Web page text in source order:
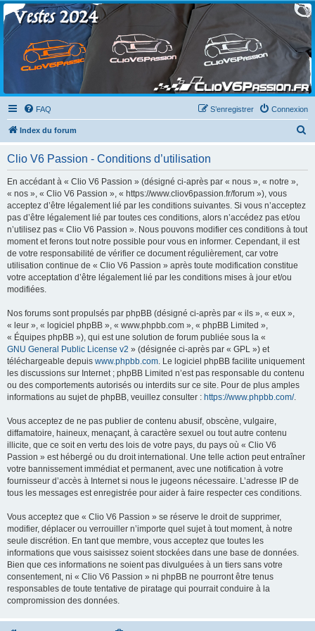
Clio V6 Passion
Le site français des passionnés de Clio V6
FAQ Connexion
S’enregistrer
Index du forum
c
Clio V6 Passion - Conditions d’utilisation
En accédant à « Clio V6 Passion » (désigné ci-après par « nous », « notre »,
« nos », « Clio V6 Passion », « https://www.cliov6passion.fr/forum »), vous
acceptez d’être légalement lié par les conditions suivantes. Si vous n’acceptez
pas d’être légalement lié par toutes ces conditions, alors n’accédez pas et/ou
n’utilisez pas « Clio V6 Passion ». Nous pouvons modifier ces conditions à tout
moment et ferons tout notre possible pour vous en informer. Cependant, il est
de votre responsabilité de vérifier ce document régulièrement, car votre
utilisation continue de « Clio V6 Passion » après toute modification constitue
votre acceptation d’être légalement lié par les conditions mises à jour et/ou
modifiées.
Nos forums sont propulsés par phpBB (désigné ci-après par « ils », « eux »,
« leur », « logiciel phpBB », « www.phpbb.com », « phpBB Limited »,
« Équipes phpBB »), qui est une solution de forum publiée sous la «
GNU General Public License v2 » (désignée ci-après par « GPL ») et
téléchargeable depuis www.phpbb.com. Le logiciel phpBB facilite uniquement
les discussions sur Internet ; phpBB Limited n’est pas responsable du contenu
ou des comportements autorisés ou interdits sur ce site. Pour de plus amples
informations au sujet de phpBB, veuillez consulter : https://www.phpbb.com/.
Vous acceptez de ne pas publier de contenu abusif, obscène, vulgaire,
diffamatoire, haineux, menaçant, à caractère sexuel ou tout autre contenu
illicite, que ce soit en vertu des lois de votre pays, du pays où « Clio V6
Passion » est hébergé ou du droit international. Une telle action peut entraîner
votre bannissement immédiat et permanent, avec une notification à votre
fournisseur d’accès à Internet si nous le jugeons nécessaire. L’adresse IP de
tous les messages est enregistrée pour aider à faire respecter ces conditions.
Vous acceptez que « Clio V6 Passion » se réserve le droit de supprimer,
modifier, déplacer ou verrouiller n’importe quel sujet à tout moment, à notre
seule discrétion. En tant que membre, vous acceptez que toutes les
informations que vous saisissez soient stockées dans une base de données.
Bien que ces informations ne soient pas divulguées à un tiers sans votre
consentement, ni « Clio V6 Passion » ni phpBB ne pourront être tenus
responsables de toute tentative de piratage qui pourrait conduire à la
compromission des données.